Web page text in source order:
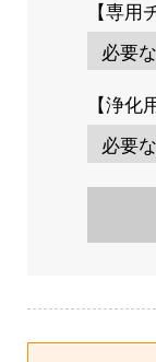
【専用
【浄化